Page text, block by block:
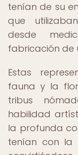
tenían de su
que
desde
fabricación de
Estas
fauna y la
tribus
habilidad
la profunda
tenían con la